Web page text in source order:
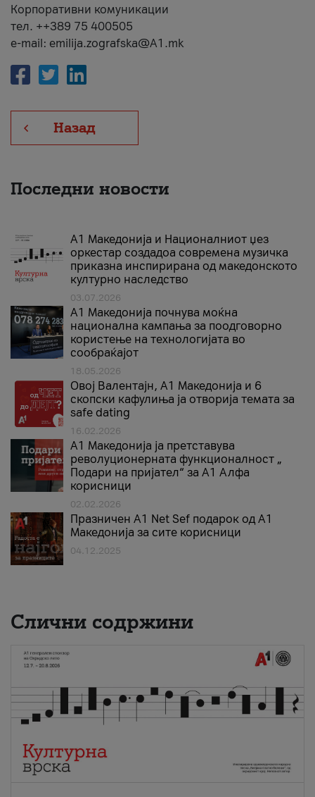
Корпоративни комуникации
тел. ++389 75 400505
e-mail: emilija.zografska@A1.mk
Назад
Последни новости
А1 Македонија и Националниот џез
оркестар создадоа современа музичка
приказна инспирирана од македонското
културно наследство
03.07.2026
A1 Македонија почнува моќна
национална кампања за поодговорно
користење на технологијата во
сообраќајот
18.05.2026
Овој Валентајн, A1 Македонија и 6
скопски кафулиња ја отворија темата за
safe dating
16.02.2026
А1 Македонија ја претставува
револуционерната функционалност „
Подари на пријател“ за А1 Алфа
корисници
02.02.2026
Празничен A1 Net Sеf подарок од А1
Македонија за сите корисници
04.12.2025
Слични содржини